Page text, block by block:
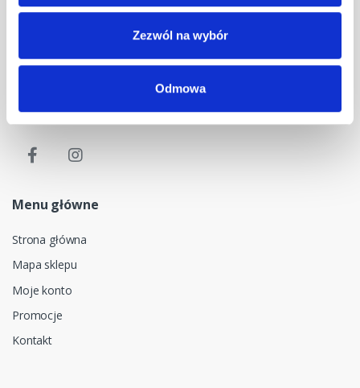
Zezwól na wybór
Odmowa
Nasz adres e-mail
dok@mdmnt.com
Dane kontaktowe
NIP: 5482614481, MDM NT sp. z o.o., Bestwińska 143, 43-346
Bielsko-Biała, Polska
Menu główne
Strona główna
Mapa sklepu
Moje konto
Promocje
Kontakt